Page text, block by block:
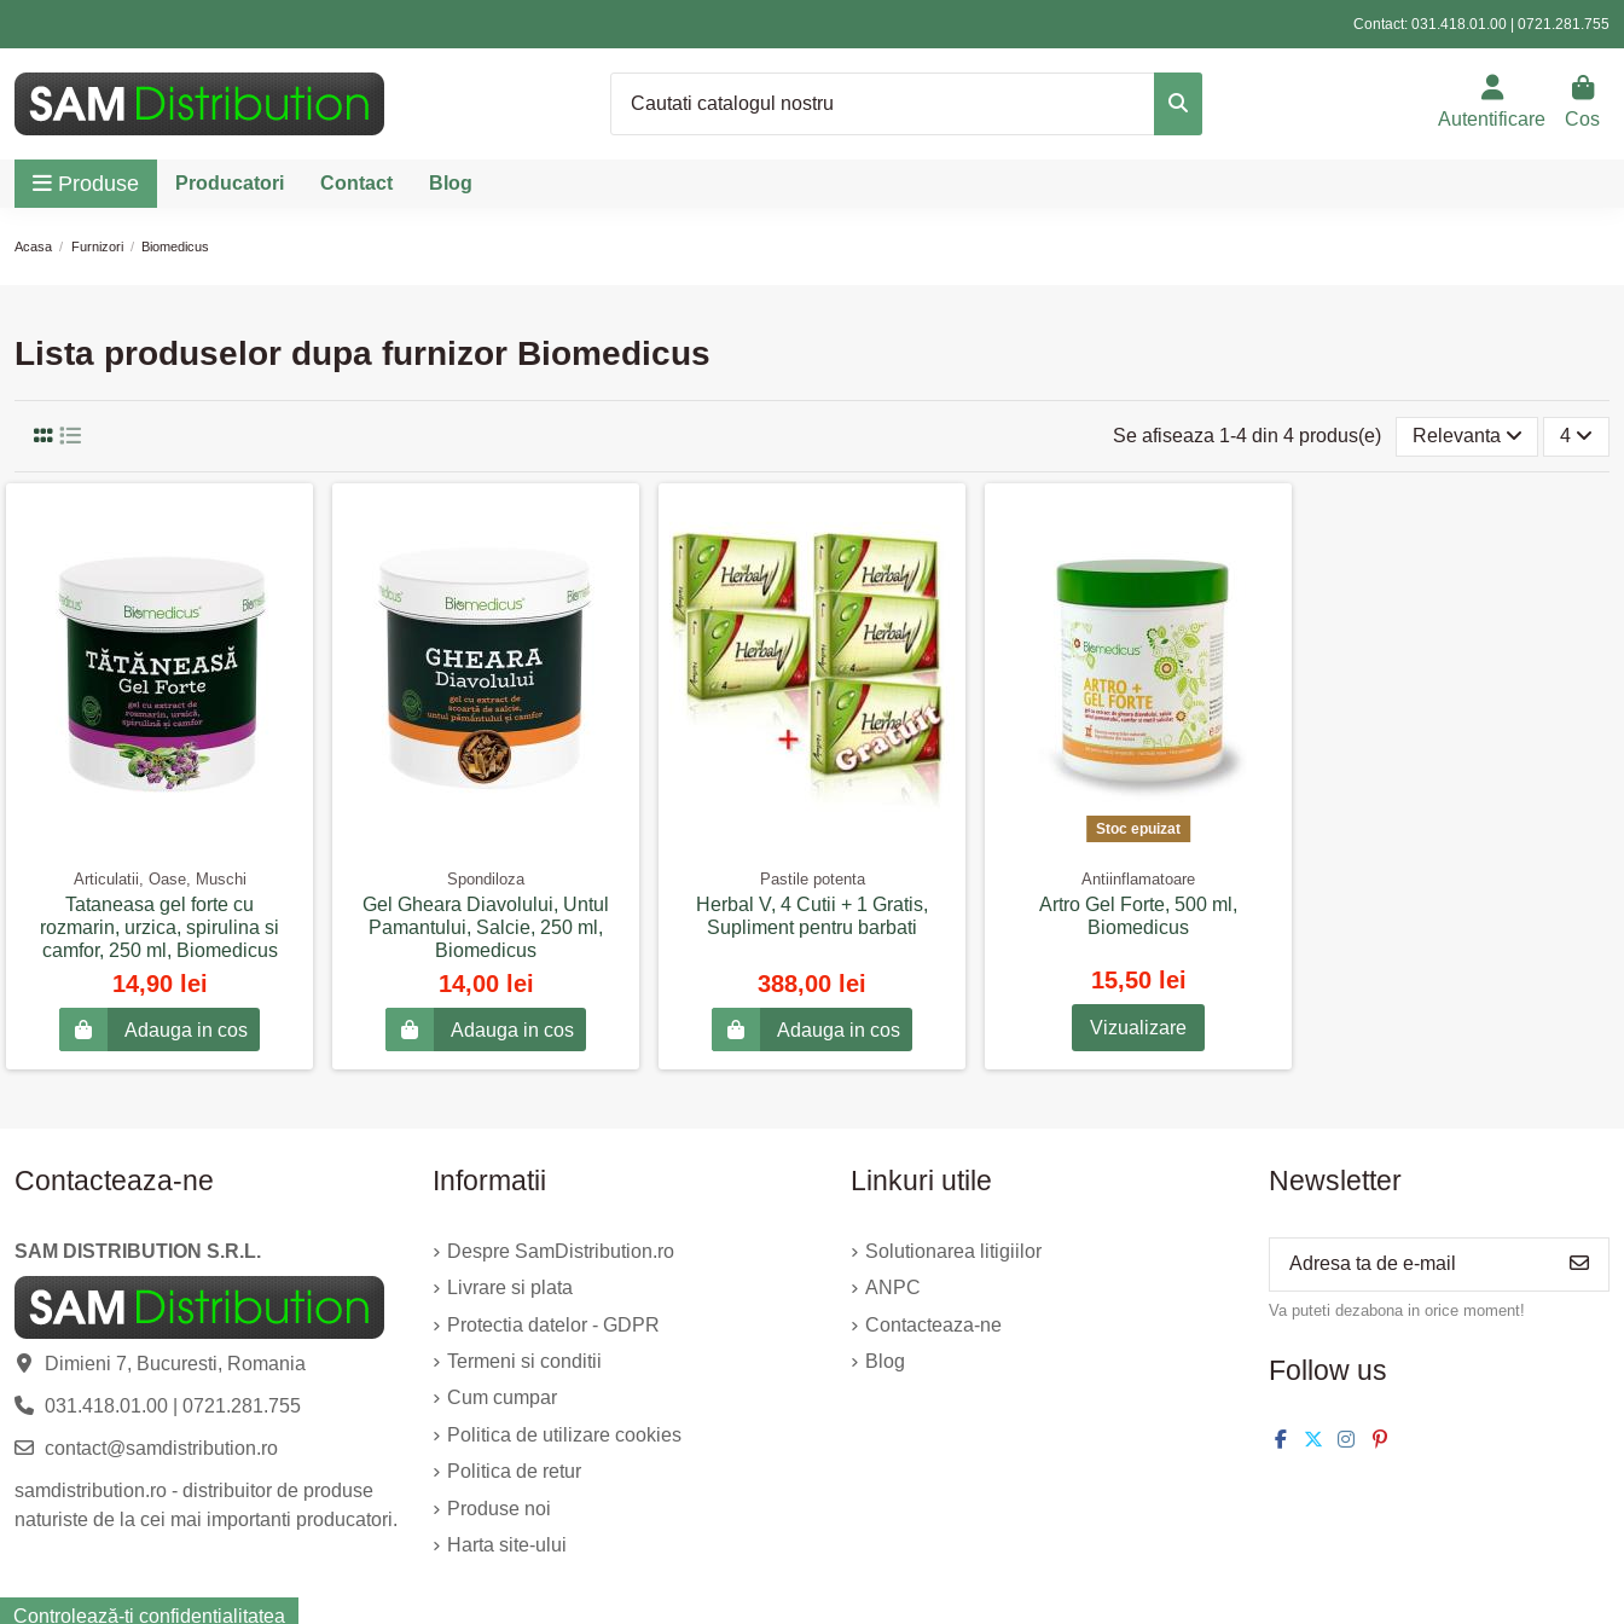
Contact: 031.418.01.00 0721.281.755
Autentificare Cos
Produse Producatori Contact Blog
Acasa Furnizori Biomedicus
Lista produselor dupa furnizor Biomedicus
Se afiseaza 1-4 din 4 produs(e) Relevanta 4
Articulatii, Oase, Muschi
Tataneasa gel forte cu
rozmarin, urzica, spirulina si
camfor, 250 ml, Biomedicus
14,90 lei
Adauga in cos
Spondiloza
Gel Gheara Diavolului, Untul
Pamantului, Salcie, 250 ml,
Biomedicus
14,00 lei
Adauga in cos
Pastile potenta
Herbal V, 4 Cutii + 1 Gratis,
Supliment pentru barbati
388,00 lei
Adauga in cos
Stoc epuizat
Antiinflamatoare
Artro Gel Forte, 500 ml,
Biomedicus
15,50 lei
Vizualizare
Contacteaza-ne
SAM DISTRIBUTION S.R.L.
Dimieni 7, Bucuresti, Romania
031.418.01.00| 0721.281.755
contact@samdistribution.ro
samdistribution.ro - distribuitor de produse
naturiste de la cei mai importanti producatori.
Informatii
Despre SamDistribution.ro
Livrare si plata
Protectia datelor - GDPR
Termeni si conditii
Cum cumpar
Politica de utilizare cookies
Politica de retur
Produse noi
Harta site-ului
Linkuri utile
Solutionarea litigiilor
ANPC
Contacteaza-ne
Blog
Newsletter
Va puteti dezabona in orice moment!
Follow us
Controlează-ți confidențialitatea